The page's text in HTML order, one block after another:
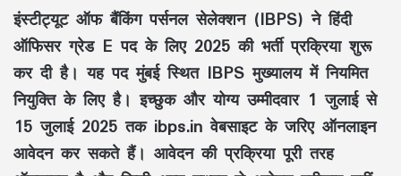
इंस्टीट्यूट ऑफ बैंकिंग पर्सनल सेलेक्शन (IBPS) ने हिंदी
ऑफिसर ग्रेड E पद के लिए 2025 की भर्ती प्रक्रिया शुरू
कर दी है। यह पद मुंबई स्थित IBPS मुख्यालय में नियमित
नियुक्ति के लिए है। इच्छुक और योग्य उम्मीदवार 1 जुलाई से
15 जुलाई 2025 तक ibps.in वेबसाइट के जरिए ऑनलाइन
आवेदन कर सकते हैं। आवेदन की प्रक्रिया पूरी तरह